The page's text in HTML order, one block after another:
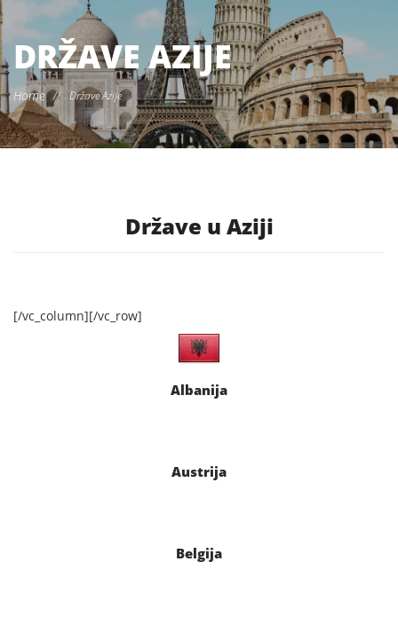
DRŽAVE AZIJE
Home // Države Azije
Države u Aziji
[/vc_column][/vc_row]
Albanija
Austrija
Belgija